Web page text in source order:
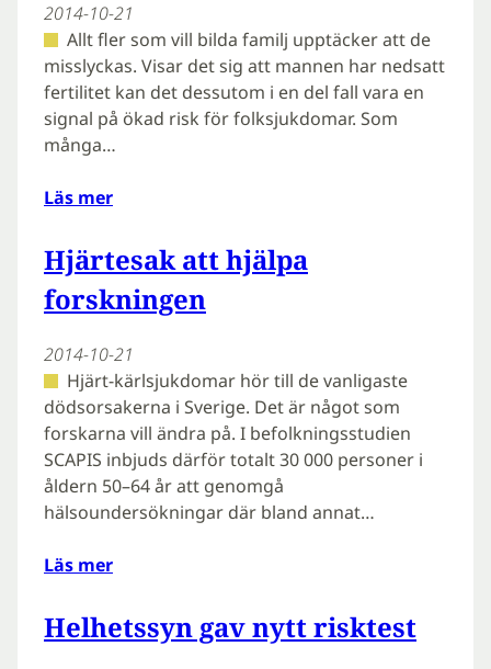
2014-10-21
Allt fler som vill bilda familj upptäcker att de
misslyckas. Visar det sig att mannen har nedsatt
fertilitet kan det dessutom i en del fall vara en
signal på ökad risk för folksjukdomar. Som
många…
Läs mer
Hjärtesak att hjälpa
forskningen
2014-10-21
Hjärt-kärlsjukdomar hör till de vanligaste
dödsorsakerna i Sverige. Det är något som
forskarna vill ändra på. I befolkningsstudien
SCAPIS inbjuds därför totalt 30 000 personer i
åldern 50–64 år att genomgå
hälsoundersökningar där bland annat…
Läs mer
Helhetssyn gav nytt risktest